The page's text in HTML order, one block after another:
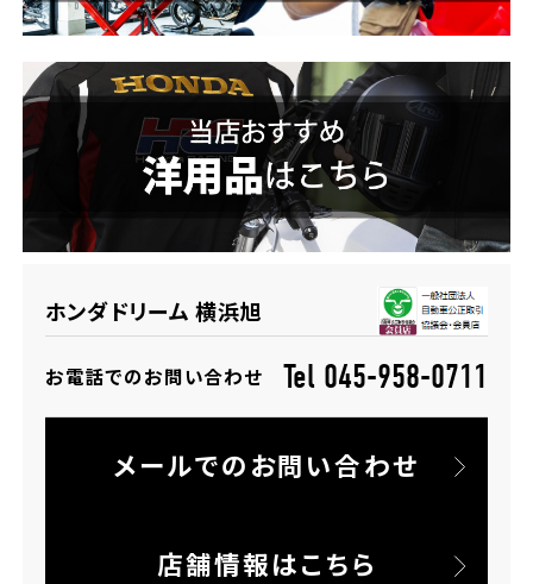
ホンダドリーム 横浜旭
お電話でのお問い合わせ Tel 045-958-0711
メールでのお問い合わせ
店舗情報はこちら
ホンダドリーム 松戸
ホンダドリーム 蘇我
埼玉県
ホンダドリーム 所沢
ホンダドリーム 大宮
奈良県
ホンダドリーム 奈良